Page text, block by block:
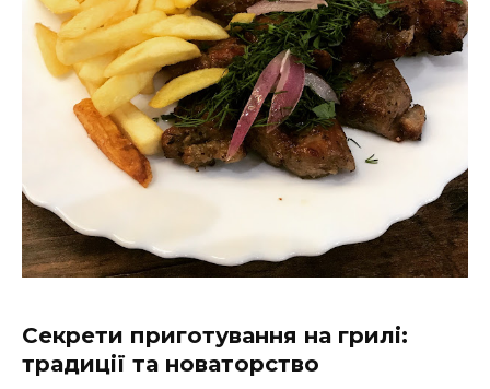
Секрети приготування на грилі:
традиції та новаторство